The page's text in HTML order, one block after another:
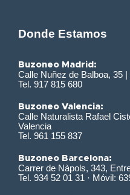
Donde Estamos
Buzoneo Madrid:
Calle Nuñez de Balboa, 35
Tel. 917 815 680
Buzoneo Valencia:
Calle Naturalista Rafael
Valencia
Tel. 961 155 837
Buzoneo Barcelona:
Carrer de Nàpols, 343,
Tel. 934 52 01 31 · Móvil: